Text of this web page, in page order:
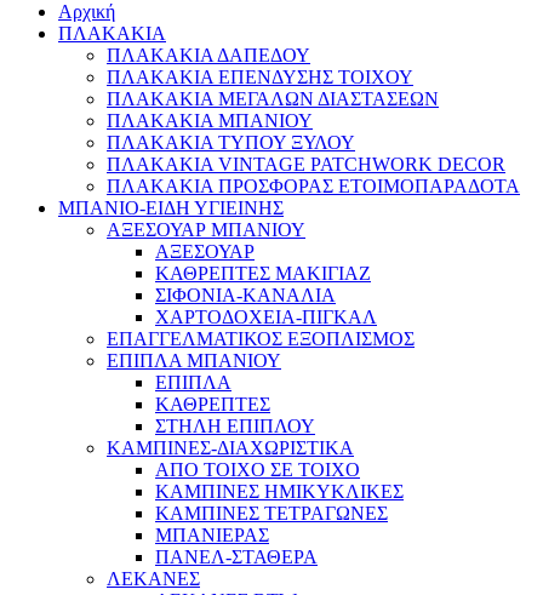
Αρχική
ΠΛΑΚΑΚΙΑ
ΠΛΑΚΑΚΙΑ ΔΑΠΕΔΟΥ
ΠΛΑΚΑΚΙΑ ΕΠΕΝΔΥΣΗΣ ΤΟΙΧΟΥ
ΠΛΑΚΑΚΙΑ ΜΕΓΑΛΩΝ ΔΙΑΣΤΑΣΕΩΝ
ΠΛΑΚΑΚΙΑ ΜΠΑΝΙΟΥ
ΠΛΑΚΑΚΙΑ ΤΥΠΟΥ ΞΥΛΟΥ
ΠΛΑΚΑΚΙΑ VINTAGE PATCHWORK DECOR
ΠΛΑΚΑΚΙΑ ΠΡΟΣΦΟΡΑΣ ΕΤΟΙΜΟΠΑΡΑΔΟΤΑ
ΜΠΑΝΙΟ-ΕΙΔΗ ΥΓΙΕΙΝΗΣ
ΑΞΕΣΟΥΑΡ ΜΠΑΝΙΟΥ
ΑΞΕΣΟΥΑΡ
ΚΑΘΡΕΠΤΕΣ ΜΑΚΙΓΙΑΖ
ΣΙΦΟΝΙΑ-ΚΑΝΑΛΙΑ
ΧΑΡΤΟΔΟΧΕΙΑ-ΠΙΓΚΑΛ
ΕΠΑΓΓΕΛΜΑΤΙΚΟΣ ΕΞΟΠΛΙΣΜΟΣ
ΕΠΙΠΛΑ ΜΠΑΝΙΟΥ
ΕΠΙΠΛΑ
ΚΑΘΡΕΠΤΕΣ
ΣΤΗΛΗ ΕΠΙΠΛΟΥ
ΚΑΜΠΙΝΕΣ-ΔΙΑΧΩΡΙΣΤΙΚΑ
ΑΠΟ ΤΟΙΧΟ ΣΕ ΤΟΙΧΟ
ΚΑΜΠΙΝΕΣ ΗΜΙΚΥΚΛΙΚΕΣ
ΚΑΜΠΙΝΕΣ ΤΕΤΡΑΓΩΝΕΣ
ΜΠΑΝΙΕΡΑΣ
ΠΑΝΕΛ-ΣΤΑΘΕΡΑ
ΛΕΚΑΝΕΣ